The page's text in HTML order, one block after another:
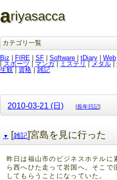
ariyasacca
カテゴリ一覧
Biz
FIRE SF Software tDiary Web
スポーツ | マンガ| ミステリ メタル
生観
資格| 雑記
2010-03-21 (日) [長年日記]
▼ [雑記]宮島を見に行った
昨日は福山市のビジネスホテルに
ら西へひた走って岩国へ。そこで
してもらうことになっていた。